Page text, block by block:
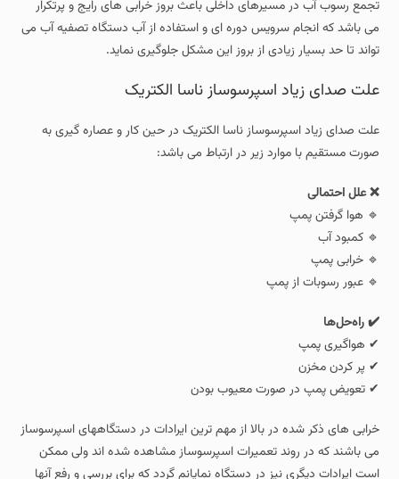
تجمع رسوب آب در مسیرهای داخلی باعث بروز خرابی های رایج و پرتکرار
می باشد که انجام سرویس دوره ای و استفاده از آب دستگاه تصفیه آب می
تواند تا حد بسیار زیادی از بروز این مشکل جلوگیری نماید.
علت صدای زیاد اسپرسوساز ناسا الکتریک
علت صدای زیاد اسپرسوساز ناسا الکتریک در حین کار و عصاره گیری به
صورت مستقیم با موارد زیر در ارتباط می باشد:
❌ علل احتمالی
🔹 هوا گرفتن پمپ
🔹 کمبود آب
🔹 خرابی پمپ
🔹 عبور رسوبات از پمپ
✔️ راه‌حل‌ها
✔ هواگیری پمپ
✔ پر کردن مخزن
✔ تعویض پمپ در صورت معیوب بودن
خرابی های ذکر شده در بالا از مهم ترین ایرادات در دستگاههای اسپرسوساز
می باشند که در روند تعمیرات اسپرسوساز مشاهده شده اند ولی ممکن
است ایرادات دیگری نیز در دستگاه نمایانم گردد که برای بررسی و رفع آنها